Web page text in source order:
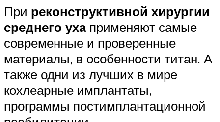
При реконструктивной хирургии
среднего ухаприменяют самые
современные и проверенные
материалы, в особенности титан. А
также одни из лучших в мире
кохлеарные имплантаты,
программы постимплантационной